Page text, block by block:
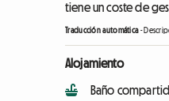
tiene un coste de
Traducción automática-
Alojamiento
Baño